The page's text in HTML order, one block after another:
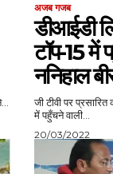
अजब गजब
डीआईडी
टॉप-15 में
ननिहाल
जी टीवी पर
में पहुँचने वाली...
20/03/2022